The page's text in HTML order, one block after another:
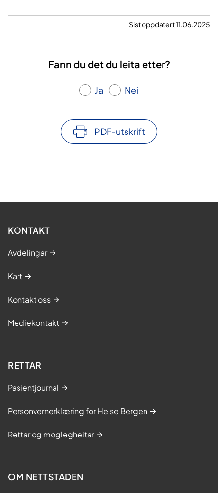
Sist oppdatert 11.06.2025
Fann du det du leita etter?
Ja Nei
PDF-utskrift
KONTAKT
Avdelingar
Kart
Kontakt oss
Mediekontakt
RETTAR
Pasientjournal
Personvernerklæring for Helse Bergen
Rettar og moglegheitar
OM NETTSTADEN